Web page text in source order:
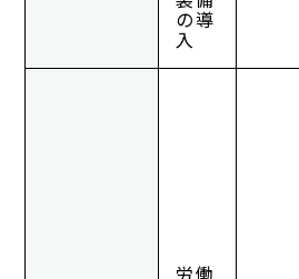
の導
入
労働